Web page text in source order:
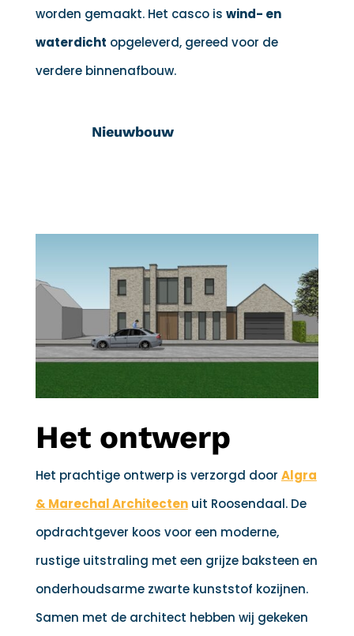
worden gemaakt. Het casco is wind- en
waterdicht opgeleverd, gereed voor de
verdere binnenafbouw.
Nieuwbouw
Het ontwerp
Het prachtige ontwerp is verzorgd door Algra
& Marechal Architectenuit Roosendaal. De
opdrachtgever koos voor een moderne,
rustige uitstraling met een grijze baksteen en
onderhoudsarme zwarte kunststof kozijnen.
Samen met de architect hebben wij gekeken